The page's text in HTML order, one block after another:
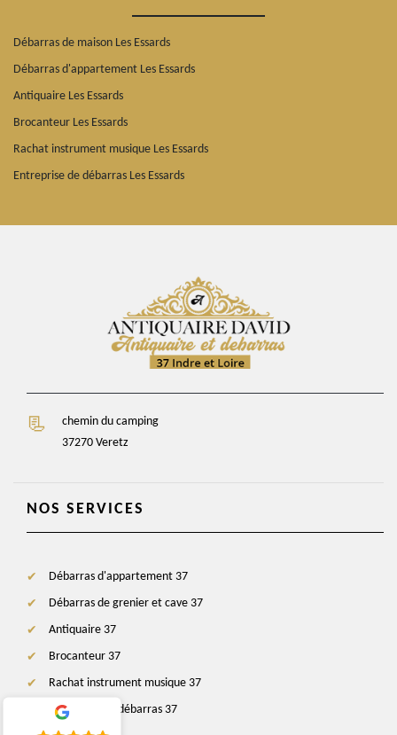
Débarras de maison Les Essards
Débarras d'appartement Les Essards
Antiquaire Les Essards
Brocanteur Les Essards
Rachat instrument musique Les Essards
Entreprise de débarras Les Essards
chemin du camping
37270 Veretz
NOS SERVICES
Débarras d'appartement 37
Débarras de grenier et cave 37
Antiquaire 37
Brocanteur 37
Rachat instrument musique 37
Entreprise de débarras 37